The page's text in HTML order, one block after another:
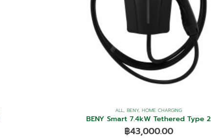
ALL, BENY, HOME CHARGING
BENY Smart 7.4kW Tethered Type 2
฿43,000.00